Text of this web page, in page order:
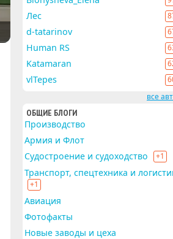
Лес
d-tatarinov
Human RS
Katamaran
vlTepes
все
ОБЩИЕ БЛОГИ
Производство
Армия и Флот
Судостроение и судоходство
+1
Транспорт, спецтехника и
+1
Авиация
Фотофакты
Новые заводы и цеха